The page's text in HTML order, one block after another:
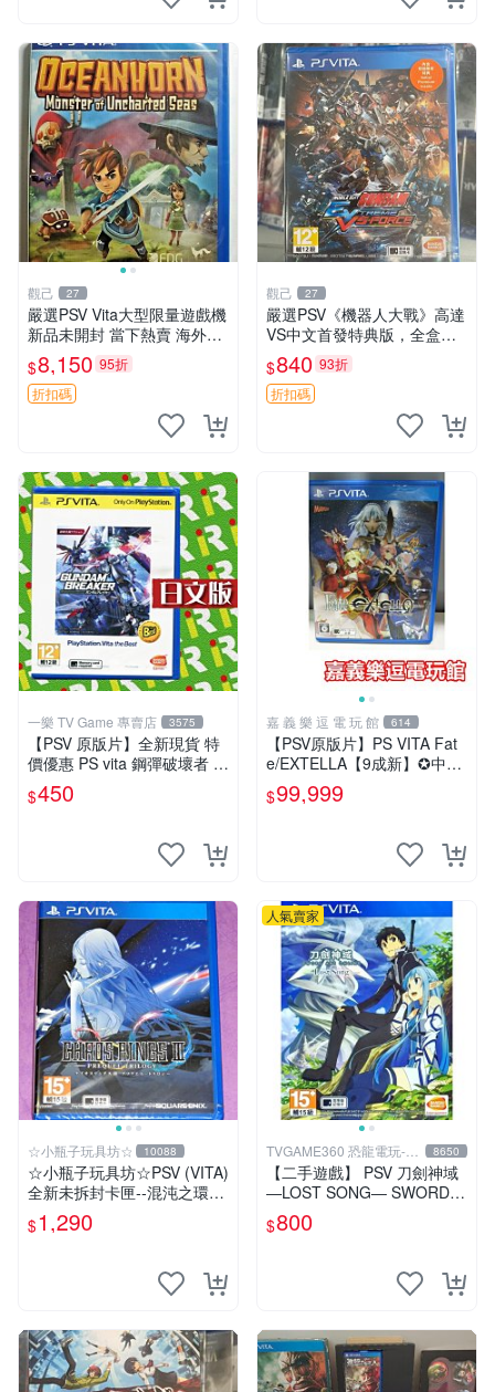
觀己 27
嚴選PSV Vita大型限量遊戲機
新品未開封 當下熱賣 海外版
發行限量 測試版
$8,150 95折
折扣碼
觀己 27
嚴選PSV《機器人大戰》高達
VS中文首發特典版，全盒未
開封收藏佳品 電腦遊戲 現代
電玩 PSP 游戲機
$840 93折
折扣碼
一樂 TV Game 專賣店 3575
【PSV 原版片】全新現貨 特
價優惠 PS vita 鋼彈破壞者 鋼
彈創壞者 亞日版 BEST 可繼
承至2代【一樂電玩】
$450
嘉 義 樂 逗 電 玩 館 614
【PSV原版片】PS VITA Fat
e/EXTELLA【9成新】✪中古
二手✪嘉義樂逗電玩館
$99,999
☆小瓶子玩具坊☆ 10088
☆小瓶子玩具坊☆PSV (VITA)
全新未拆封卡匣--混沌之環3
前傳三部曲
$1,290
人氣賣家
TVGAME360 恐龍電玩-台
中店
8650
【二手遊戲】 PSV 刀劍神域
―LOST SONG― SWORD A
RT ONLINE 中文版【台中恐
龍電玩】
$800